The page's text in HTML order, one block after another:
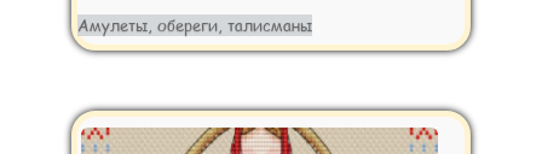
Амулеты, обереги, талисманы